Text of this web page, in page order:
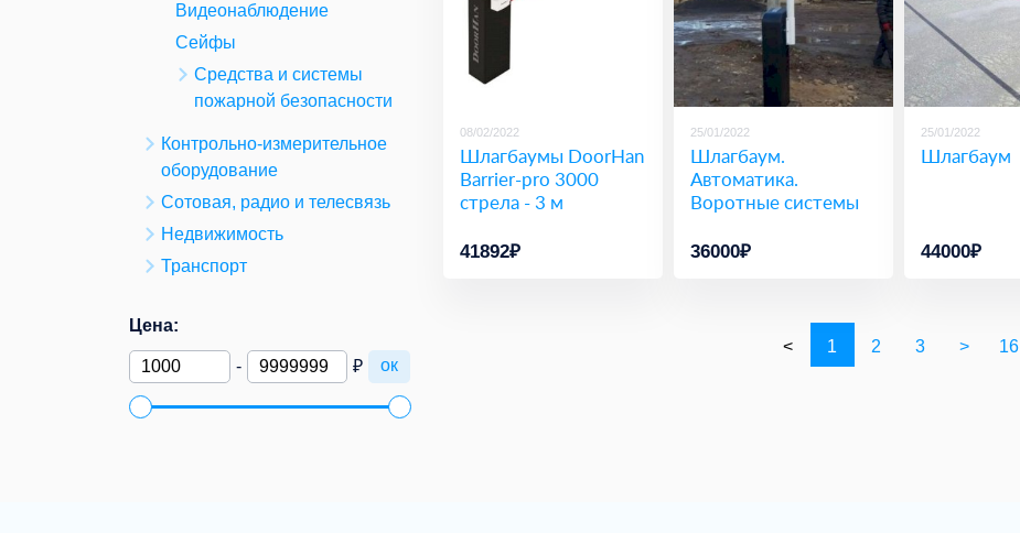
Видеонаблюдение
Сейфы
Средства и системы
пожарной безопасности
Контрольно-измерительное
оборудование
Сотовая, радио и телесвязь
Недвижимость
Транспорт
Цена:
- ₽ ок
08/02/2022
Шлагбаумы DoorHan
Barrier-pro 3000
стрела - 3 м
41892₽
25/01/2022
Шлагбаум.
Автоматика.
Воротные системы
36000₽
25/01/2022
Шлагбаум
44000₽
< 1 2 3 > 16